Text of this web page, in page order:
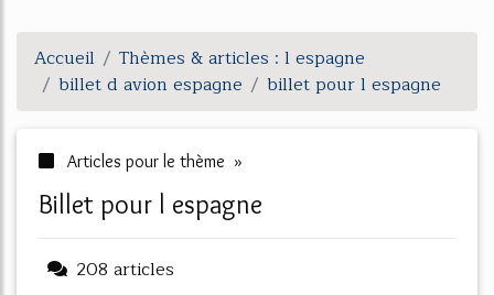
Accueil
Thèmes & articles : l espagne
billet d avion espagne
billet pour l espagne
Articles pour le thème »
billet pour l espagne
208 articles